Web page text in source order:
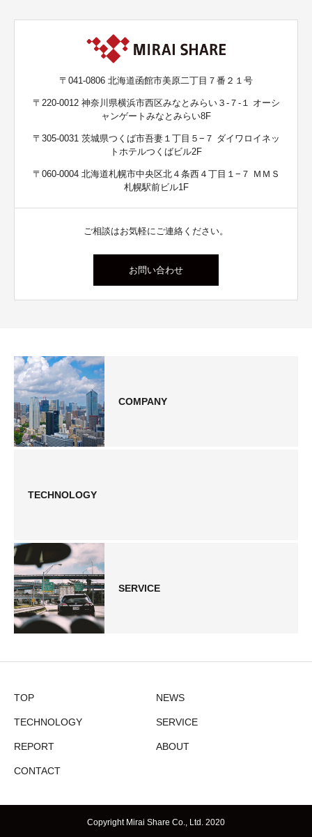
〒041-0806 北海道函館市美原二丁目７番２１号
〒220-0012 神奈川県横浜市西区みなとみらい３-７-１ オーシ
ャンゲートみなとみらい8F
〒305-0031 茨城県つくば市吾妻１丁目５−７ ダイワロイネッ
トホテルつくばビル2F
〒060-0004 北海道札幌市中央区北４条西４丁目１−７ ＭＭＳ
札幌駅前ビル1F
ご相談はお気軽にご連絡ください。
お問い合わせ
COMPANY
TECHNOLOGY
SERVICE
TOP NEWS
TECHNOLOGY SERVICE
REPORT ABOUT
CONTACT
Copyright Mirai Share Co., Ltd. 2020